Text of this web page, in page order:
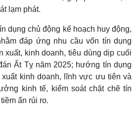
lạm phát.
dụng chủ động kế hoạch huy động,
đáp ứng nhu cầu vốn tín dụng
xuất, kinh doanh, tiêu dùng dịp cuối
Ất Tỵ năm 2025; hướng tín dụng
kinh doanh, lĩnh vực ưu tiên và
kinh tế, kiểm soát chặt chẽ tín
ẩn rủi ro.